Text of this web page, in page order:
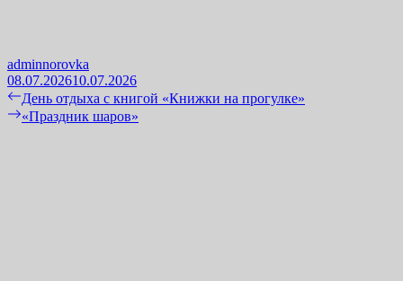
adminnorovka
08.07.202610.07.2026
Навигация
по
Previous
post:
День отдыха с книгой «Книжки на прогулке»
Next
«Праздник шаров»